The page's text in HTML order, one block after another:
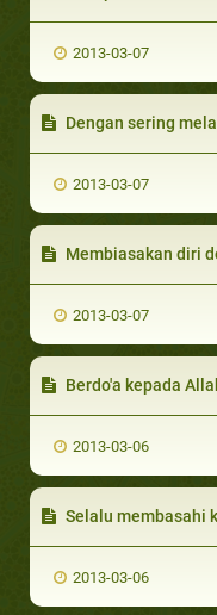
2013-03-07
Dengan sering
2013-03-07
Membiasakan diri
2013-03-07
Berdo'a kepada
2013-03-06
Selalu membasahi
2013-03-06